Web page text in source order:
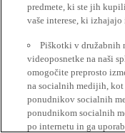
predmete, ki ste jih
vaše interese, ki izhajajo
Piškotki v družabnih
videoposnetke na naši
omogočite preprosto
na socialnih medijih,
ponudnikov socialnih
ponudnikom socialnih
po internetu in ga